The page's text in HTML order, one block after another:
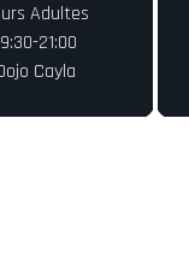
Adultes
21:00
Cayla